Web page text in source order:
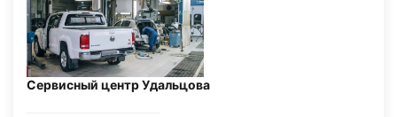
Сервисный центр Удальцова